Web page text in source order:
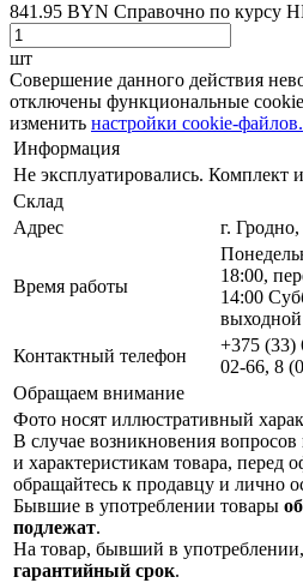
841.95 BYN Справочно по курсу
шт
Совершение данного действия
отключены функциональные
изменить настройки cookie-файлов.
Информация
Не эксплуатировались. Комплект
Склад
Адрес
г.
Время работы
18:00,
14:00
выходной
Контактный телефон
+375 (33)
02-66, 8
Обращаем внимание
Фото носят иллюстративный
В случае возникновения
и характеристикам товара, перед
обращайтесь к продавцу и лично
Бывшие в употреблении товары
подлежат.
На товар, бывший в употреблении,
гарантийный срок.